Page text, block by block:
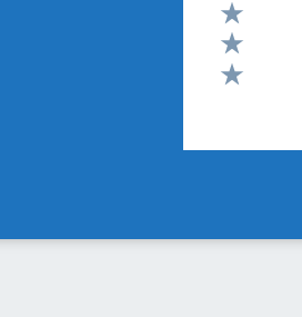
Valuta 4
Valuta 3
Valuta 2